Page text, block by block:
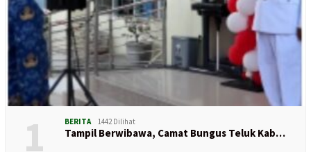
1 BERITA 1442 Dilihat
Tampil Berwibawa, Camat Bungus Teluk Kab…